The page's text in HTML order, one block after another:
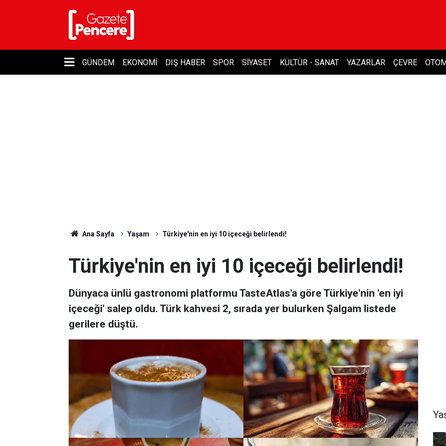
GÜNDEM EKONOMI DIŞ HABER SPOR SIYASET KÜLTÜR - SANAT YAZARLAR ÇEVRE
Ana Sayfa Yaşam Türkiye'nin en iyi 10 içeceği belirlendi!
Türkiye'nin en iyi 10 içeceği belirlendi!
Dünyaca ünlü gastronomi platformu TasteAtlas'a göre Türkiye'nin 'en iyi
içeceği' salep oldu. Türk kahvesi 2, sırada yer bulurken Şalgam listede
gerilere düştü.